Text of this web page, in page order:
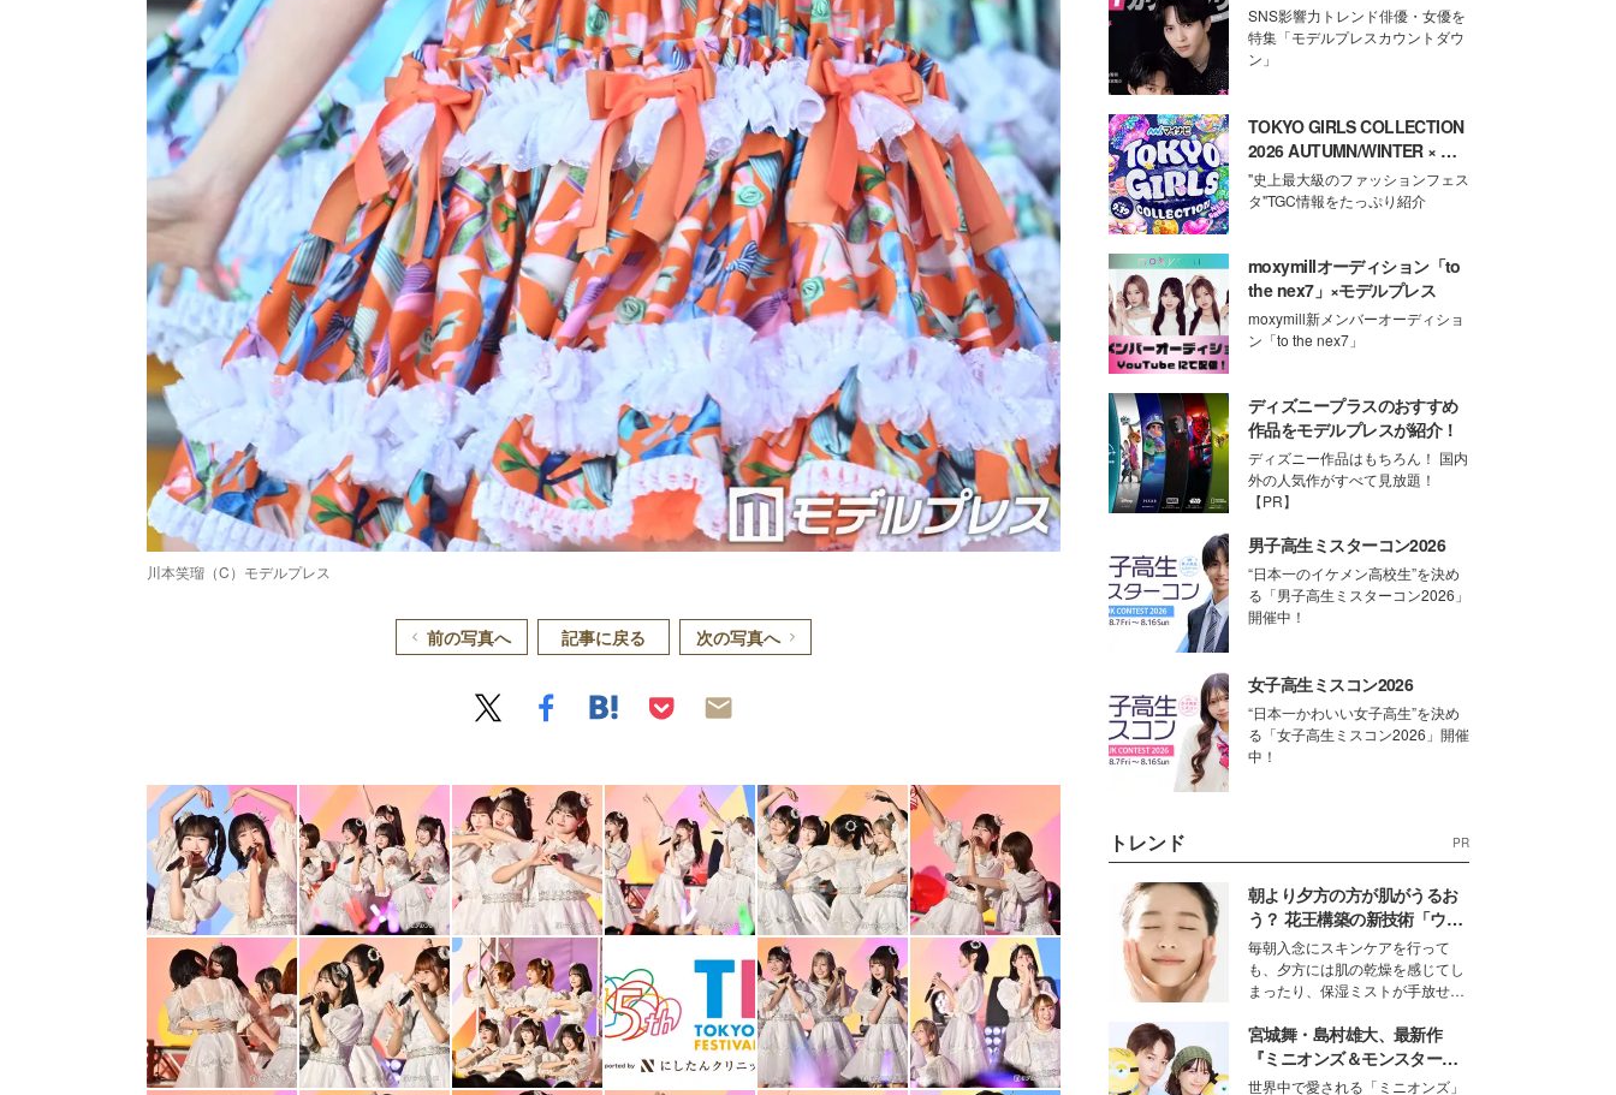
川本笑瑠（C）モデルプレス
前の写真へ 記事に戻る 次の写真へ
SNS影響力トレンド俳優・女優を
特集「モデルプレスカウントダウ
ン」
TOKYO GIRLS COLLECTION
2026 AUTUMN/WINTER × モ
デルプレス
"史上最大級のファッションフェス
タ"TGC情報をたっぷり紹介
moxymillオーディション「to
the nex7」×モデルプレス
moxymill新メンバーオーディショ
ン「to the nex7」
ディズニープラスのおすすめ
作品をモデルプレスが紹介！
ディズニー作品はもちろん！ 国内
外の人気作がすべて見放題！
【PR】
男子高生ミスターコン2026
“日本一のイケメン高校生”を決め
る「男子高生ミスターコン2026」
開催中！
女子高生ミスコン2026
“日本一かわいい女子高生”を決め
る「女子高生ミスコン2026」開催
中！
トレンド PR
朝より夕方の方が肌がうるお
う？ 花王構築の新技術「ウォ
ーターキャプチャリングスキ
ン（捕水肌）」がスキンケア
の常識を変える予感
毎朝入念にスキンケアを行って
も、夕方には肌の乾燥を感じてし
まったり、保湿ミストが手放せな
な美容の常識を大きく変える可能
性を秘めた、革新的な「Water
Capturing Skin（ウォーターキャ
宮城舞・島村雄大、最新作
『ミニオンズ＆モンスター
ズ』の魅力熱弁 ハチャメチャ
世界中で愛される「ミニオンズ」